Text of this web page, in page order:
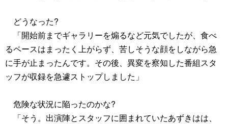
どうなった?
「開始前までギャラリーを煽るなど元気でしたが、食べ
るペースはまったく上がらず、苦しそうな顔をしながら急
に手が止まったんです。その後、異変を察知した番組スタ
ッフが収録を急遽ストップしました」
危険な状況に陥ったのかな?
「そう。出演陣とスタッフに囲まれていたあずきはは、